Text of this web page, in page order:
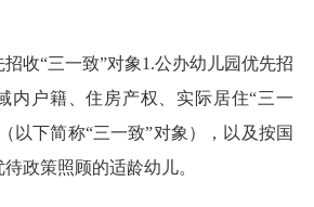
“三一致”对象1.公办幼儿园优先招
内户籍、住房产权、实际居住“三一
以下简称“三一致”对象），以及按国
政策照顾的适龄幼儿。